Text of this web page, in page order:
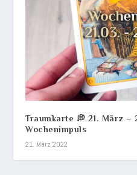
Traumkarte 💭 21. März –
Wochenimpuls
21. März 2022